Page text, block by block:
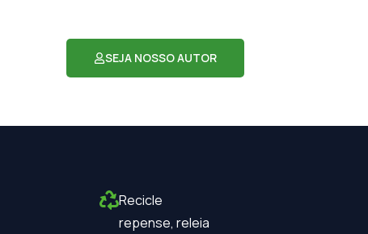
SEJA NOSSO AUTOR
Recicle
repense, releia